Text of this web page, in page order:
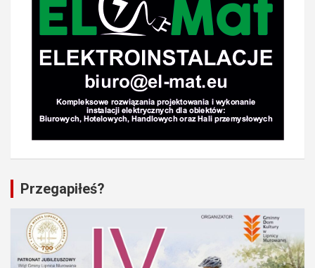
Przegapiłeś?